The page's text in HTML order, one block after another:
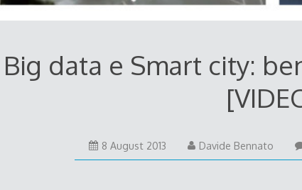
Big data e Smart city:
8 August 20138
August
Davide Bennato